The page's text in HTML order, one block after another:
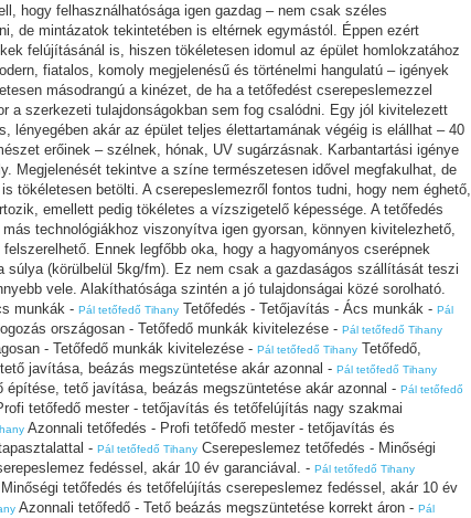
hogy felhasználhatósága igen gazdag – nem csak széles
de mintázatok tekintetében is eltérnek egymástól. Éppen ezért
felújításánál is, hiszen tökéletesen idomul az épület homlokzatához
fiatalos, komoly megjelenésű és történelmi hangulatú – igények
másodrangú a kinézet, de ha a tetőfedést cserepeslemezzel
a szerkezeti tulajdonságokban sem fog csalódni. Egy jól kivitelezett
lényegében akár az épület teljes élettartamának végéig is elállhat – 40
erőinek – szélnek, hónak, UV sugárzásnak. Karbantartási igénye
Megjelenését tekintve a színe természetesen idővel megfakulhat, de
tökéletesen betölti. A cserepeslemezről fontos tudni, hogy nem éghető,
emellett pedig tökéletes a vízszigetelő képessége. A tetőfedés
technológiákhoz viszonyítva igen gyorsan, könnyen kivitelezhető,
Ennek legfőbb oka, hogy a hagyományos cserépnek
súlya (körülbelül 5kg/fm). Ez nem csak a gazdaságos szállítását teszi
vele. Alakíthatósága szintén a jó tulajdonságai közé sorolható.
munkák - Pál tetőfedő Tihany Tetőfedés - Tetőjavítás - Ács munkák - Pál
országosan - Tetőfedő munkák kivitelezése - Pál tetőfedő Tihany
- Tetőfedő munkák kivitelezése - Pál tetőfedő Tihany Tetőfedő,
javítása, beázás megszüntetése akár azonnal - Pál tetőfedő Tihany
építése, tető javítása, beázás megszüntetése akár azonnal - Pál tetőfedő
tetőfedő mester - tetőjavítás és tetőfelújítás nagy szakmai
Azonnali tetőfedés - Profi tetőfedő mester - tetőjavítás és
- Pál tetőfedő Tihany Cserepeslemez tetőfedés - Minőségi
fedéssel, akár 10 év garanciával. - Pál tetőfedő Tihany
tetőfedés és tetőfelújítás cserepeslemez fedéssel, akár 10 év
Azonnali tetőfedő - Tető beázás megszüntetése korrekt áron - Pál